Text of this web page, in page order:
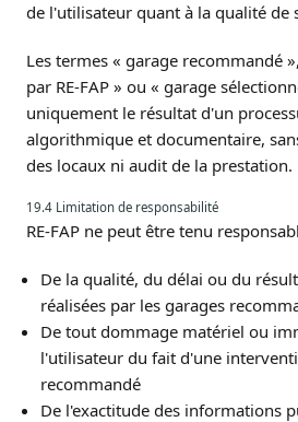
de l'utilisateur quant à la qualité de
Les termes « garage recommandé
par RE-FAP » ou « garage
uniquement le résultat d'un
algorithmique et documentaire,
des locaux ni audit de la prestation.
19.4 Limitation de responsabilité
RE-FAP ne peut être tenu
De la qualité, du délai ou du
réalisées par les garages
De tout dommage matériel ou
l'utilisateur du fait d'une
recommandé
De l'exactitude des informations